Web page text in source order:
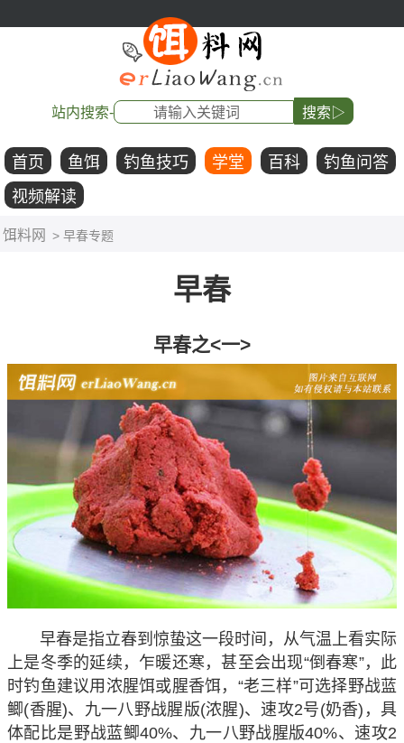
站内搜索- 搜索▷
首页 鱼饵 钓鱼技巧 学堂 百科
钓鱼问答
视频解读
饵料网 > 早春专题
早春
早春之<一>
早春是指立春到惊蛰这一段时间，从气温上看实际
上是冬季的延续，乍暖还寒，甚至会出现“倒春寒”，此
时钓鱼建议用浓腥饵或腥香饵，“老三样”可选择野战蓝
鲫(香腥)、九一八野战腥版(浓腥)、速攻2号(奶香)，具
体配比是野战蓝鲫40%、九一八野战腥版40%、速攻2